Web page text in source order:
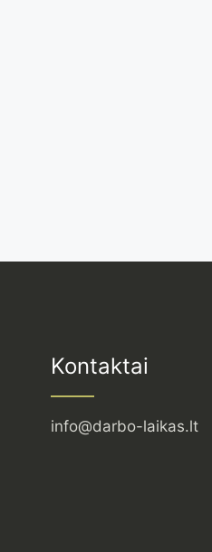
Kontaktai
info@darbo-laikas.lt